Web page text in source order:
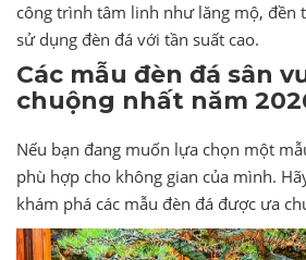
công trình tâm linh như lăng mộ, đền
sử dụng đèn đá với tần suất cao.
Các mẫu đèn đá sân
chuộng nhất năm
Nếu bạn đang muốn lựa chọn một
phù hợp cho không gian của mình.
khám phá các mẫu đèn đá được ưa